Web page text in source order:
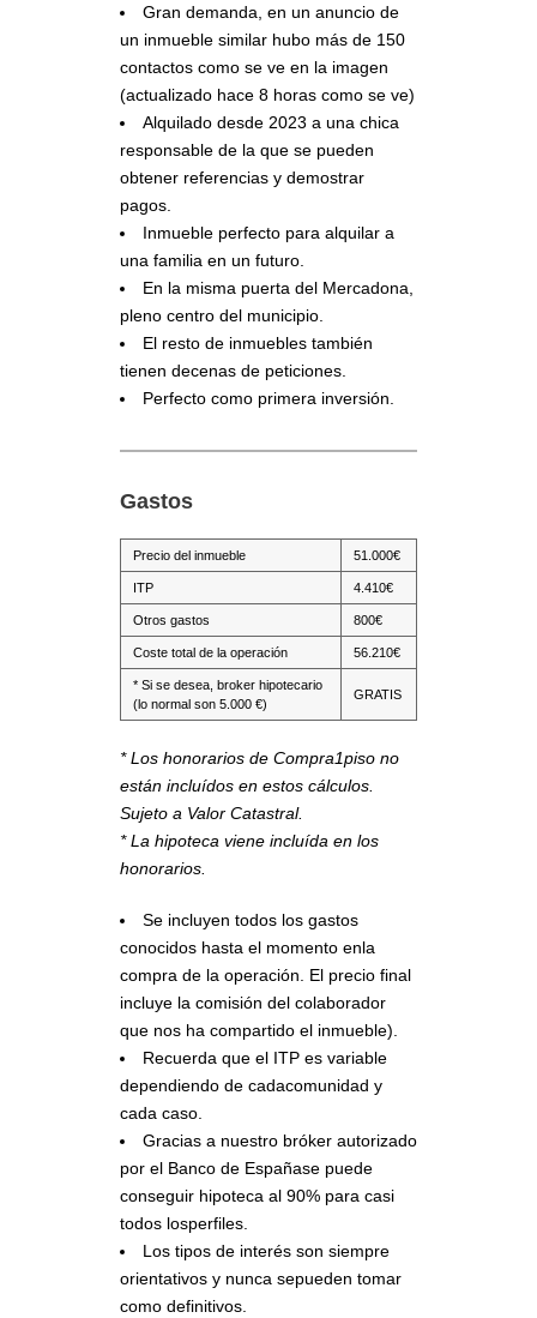
Gran demanda, en un anuncio de
un inmueble similar hubo más de 150
contactos como se ve en la imagen
(actualizado hace 8 horas como se ve)
Alquilado desde 2023 a una chica
responsable de la que se pueden
obtener referencias y demostrar
pagos.
Inmueble perfecto para alquilar a
una familia en un futuro.
En la misma puerta del Mercadona,
pleno centro del municipio.
El resto de inmuebles también
tienen decenas de peticiones.
Perfecto como primera inversión.
Gastos
Precio del inmueble 51.000€
ITP 4.410€
Otros gastos 800€
Coste total de la operación 56.210€
* Si se desea, broker hipotecario
(lo normal son 5.000 €)
GRATIS
* Los honorarios de Compra1piso no
están incluídos en estos cálculos.
Sujeto a Valor Catastral.
* La hipoteca viene incluída en los
honorarios.
Se incluyen todos los gastos
conocidos hasta el momento enla
compra de la operación. El precio final
incluye la comisión del colaborador
que nos ha compartido el inmueble).
Recuerda que el ITP es variable
dependiendo de cadacomunidad y
cada caso.
Gracias a nuestro bróker autorizado
por el Banco de Españase puede
conseguir hipoteca al 90% para casi
todos losperfiles.
Los tipos de interés son siempre
orientativos y nunca sepueden tomar
como definitivos.